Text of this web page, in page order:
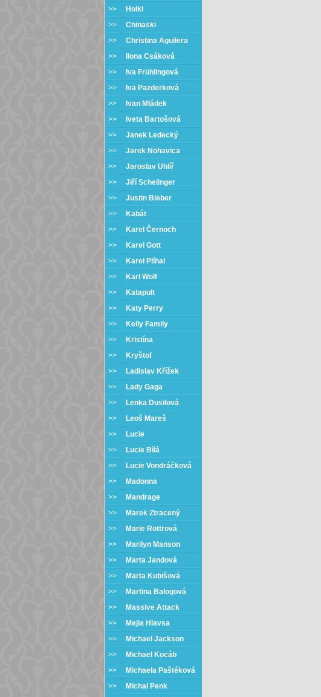
>>
Holki
>> Chinaski
>> Christina Aguilera
>>
Ilona Csáková
>>
Iva Frühlingová
>>
Iva Pazderková
>>
Ivan Mládek
>>
Iveta Bartošová
>> Janek Ledecký
>> Jarek Nohavica
>> Jaroslav Uhlíř
>> Jiří Schelinger
>> Justin Bieber
>>
Kabát
>>
Karel Černoch
>>
Karel Gott
>>
Karel Plíhal
>>
Karl Wolf
>>
Katapult
>>
Katy Perry
>>
Kelly Family
>>
Kristína
>>
Kryštof
>>
Ladislav Křížek
>>
Lady Gaga
>>
Lenka Dusilová
>>
Leoš Mareš
>>
Lucie
>>
Lucie Bílá
>>
Lucie Vondráčková
>>
Madonna
>>
Mandrage
>>
Marek Ztracený
>>
Marie Rottrová
>>
Marilyn Manson
>>
Marta Jandová
>>
Marta Kubišová
>>
Martina Balogová
>>
Massive Attack
>>
Mejla Hlavsa
>>
Michael Jackson
>>
Michael Kocáb
>>
Michaela Paštéková
>>
Michal Penk